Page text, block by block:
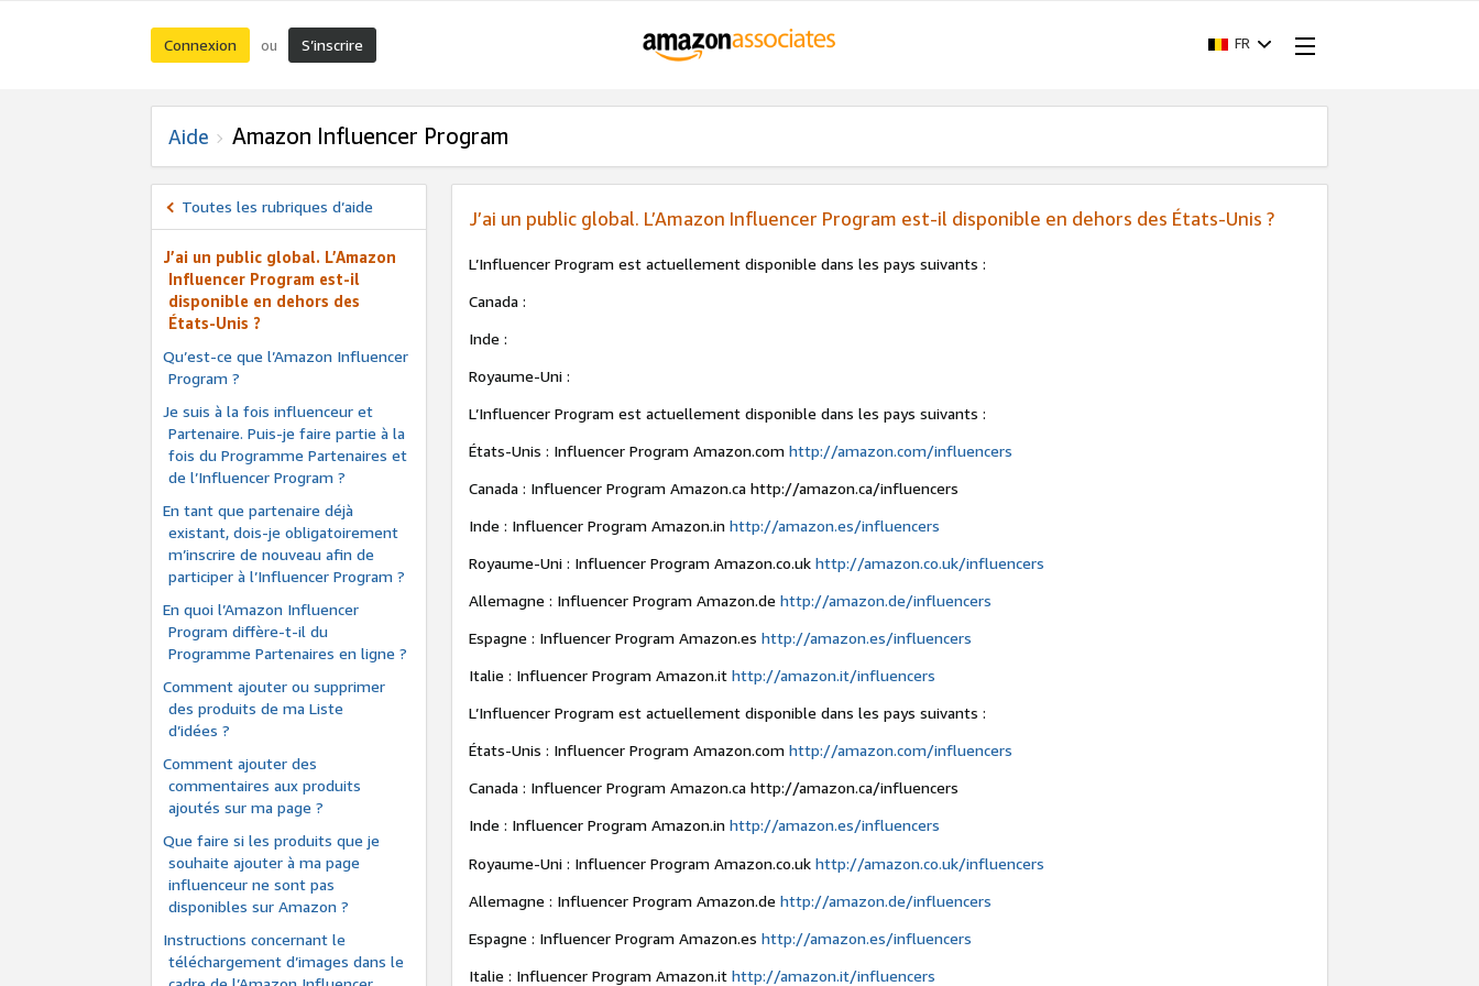
Connexion ou S’inscrire FR
Aide Amazon Influencer Program
Toutes les rubriques d’aide
J’ai un public global. L’Amazon
Influencer Program est-il
disponible en dehors des
États-Unis ?
Qu’est-ce que l’Amazon Influencer
Program ?
Je suis à la fois influenceur et
Partenaire. Puis-je faire partie à la
fois du Programme Partenaires et
de l’Influencer Program ?
En tant que partenaire déjà
existant, dois-je obligatoirement
m’inscrire de nouveau afin de
participer à l’Influencer Program ?
En quoi l’Amazon Influencer
Program diffère-t-il du
Programme Partenaires en ligne ?
Comment ajouter ou supprimer
des produits de ma Liste
d’idées ?
Comment ajouter des
commentaires aux produits
ajoutés sur ma page ?
Que faire si les produits que je
souhaite ajouter à ma page
influenceur ne sont pas
disponibles sur Amazon ?
Instructions concernant le
téléchargement d’images dans le
J’ai un public global. L’Amazon Influencer Program est-il disponible en dehors des États-Unis ?
L’Influencer Program est actuellement disponible dans les pays suivants :
Canada :
Inde :
Royaume-Uni :
L’Influencer Program est actuellement disponible dans les pays suivants :
États-Unis : Influencer Program Amazon.comhttp://amazon.com/influencers
Canada : Influencer Program Amazon.ca http://amazon.ca/influencers
Inde : Influencer Program Amazon.inhttp://amazon.es/influencers
Royaume-Uni : Influencer Program Amazon.co.ukhttp://amazon.co.uk/influencers
Allemagne : Influencer Program Amazon.dehttp://amazon.de/influencers
Espagne : Influencer Program Amazon.eshttp://amazon.es/influencers
Italie : Influencer Program Amazon.ithttp://amazon.it/influencers
L’Influencer Program est actuellement disponible dans les pays suivants :
États-Unis : Influencer Program Amazon.comhttp://amazon.com/influencers
Canada : Influencer Program Amazon.ca http://amazon.ca/influencers
Inde : Influencer Program Amazon.inhttp://amazon.es/influencers
Royaume-Uni : Influencer Program Amazon.co.ukhttp://amazon.co.uk/influencers
Allemagne : Influencer Program Amazon.dehttp://amazon.de/influencers
Espagne : Influencer Program Amazon.eshttp://amazon.es/influencers
Italie : Influencer Program Amazon.ithttp://amazon.it/influencers